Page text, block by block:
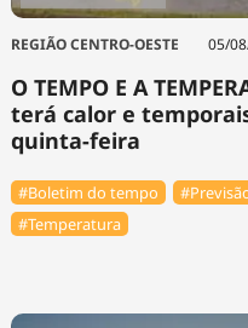
REGIÃO CENTRO-OESTE 05/
O TEMPO E A
terá calor e
quinta-feira
#Boletim do tempo
#Temperatura